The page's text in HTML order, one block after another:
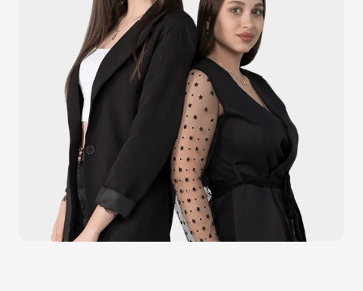
Видеонаблюдение
Принтеры чеков и этикеток
Каталог
Штрихкодовое оборудование
Весовое оборудование
Счётчики валюты
Терминалы самообслуживания
Денежные ящики
Онлайн-кассы
Антикражные ворота